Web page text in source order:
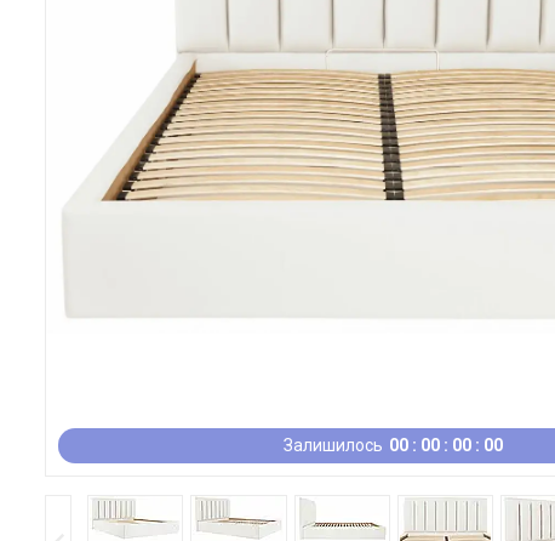
Залишилось 00 00 00 00